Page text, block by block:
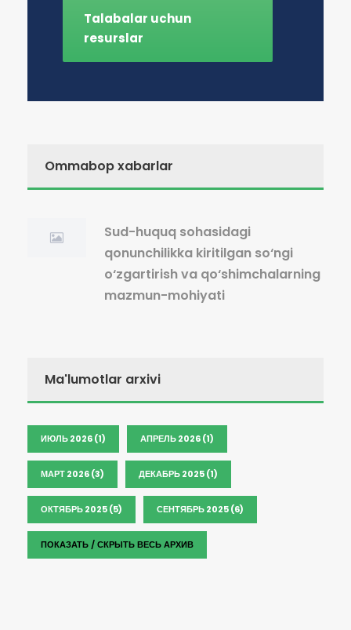
Talabalar uchun
resurslar
Ommabop xabarlar
Sud-huquq sohasidagi
qonunchilikka kiritilgan so‘ngi
o‘zgartirish va qo‘shimchalarning
mazmun-mohiyati
Ma'lumotlar arxivi
ИЮЛЬ 2026 (1) АПРЕЛЬ 2026 (1)
МАРТ 2026 (3) ДЕКАБРЬ 2025 (1)
ОКТЯБРЬ 2025 (5) СЕНТЯБРЬ 2025 (6)
ПОКАЗАТЬ / СКРЫТЬ ВЕСЬ АРХИВ